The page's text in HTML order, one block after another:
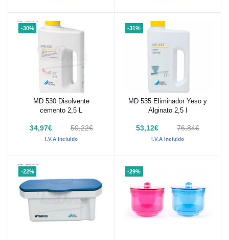
-30%
Añadir al carrito
MD 530 Disolvente
cemento 2,5 L
34,97€ 50,22€
I.V.A Incluido
-31%
Añadir al carrito
MD 535 Eliminador Yeso y
Alginato 2,5 l
53,12€ 76,84€
I.V.A Incluido
-22% -29%